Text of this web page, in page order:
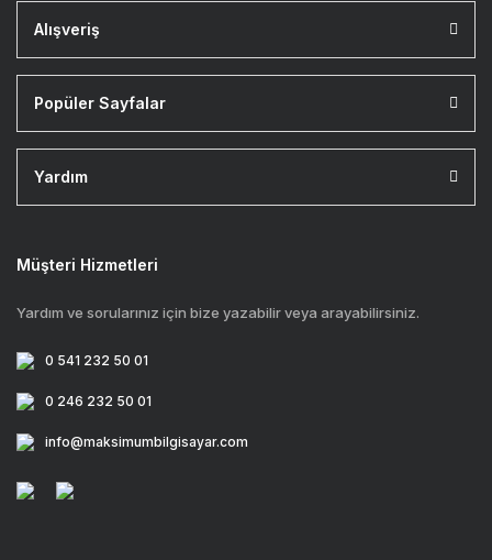
Alışveriş
Popüler Sayfalar
Yardım
Müşteri Hizmetleri
Yardım ve sorularınız için bize yazabilir veya arayabilirsiniz.
0 541 232 50 01
0 246 232 50 01
info@maksimumbilgisayar.com